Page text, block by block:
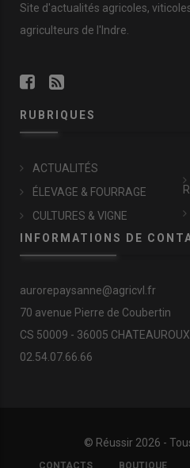
Site d'actualités agricoles,
agriculteurs de l'Indre.
RUBRIQUES
ACTUALITÉS
ÉLEVAGE & FOURRAGE
CULTURES & VIGNE
INFORMATIONS DE
aurorepaysanne@agricvl.fr
70 avenue Pierre de Coubertin
CS 50009 - 36005 CHATEAUROUX
02.54.07.66.66
© Réussir 2026 -
FOOTER
CONTACTS BOUTIQUE